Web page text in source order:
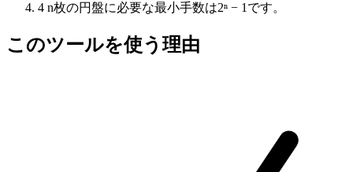
4 n枚の円盤に必要な最小手数は2ⁿ − 1です。
このツールを使う理由